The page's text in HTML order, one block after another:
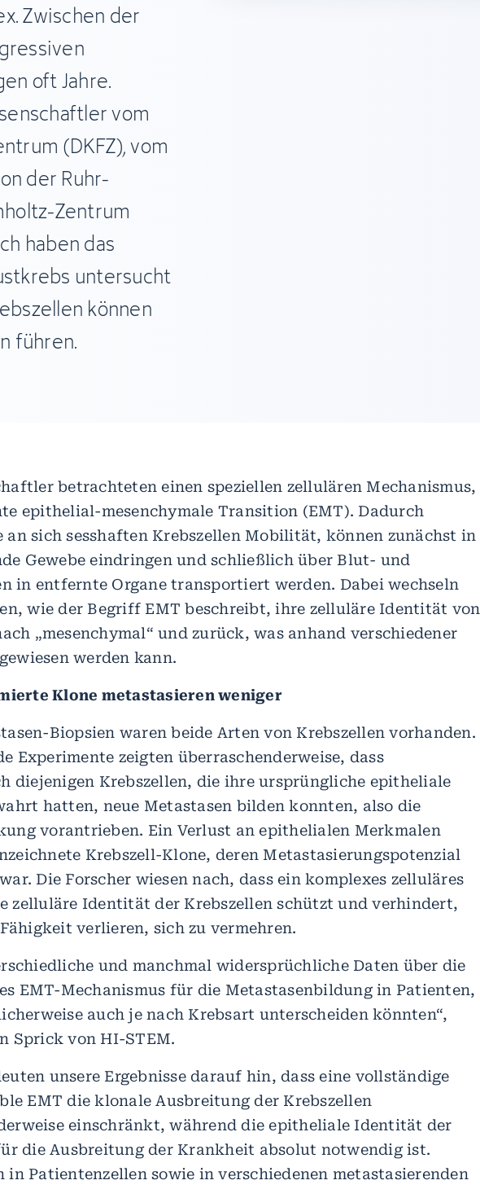
Zwischen der
oft Jahre.
vom
(DKFZ), vom
der Ruhr-
Zentrum
haben das
untersucht
können
führen.
betrachteten einen speziellen zellulären Mechanismus,
epithelial-mesenchymale Transition (EMT). Dadurch
an sich sesshaften Krebszellen Mobilität, können zunächst in
Gewebe eindringen und schließlich über Blut- und
in entfernte Organe transportiert werden. Dabei wechseln
wie der Begriff EMT beschreibt, ihre zelluläre Identität von
„mesenchymal“ und zurück, was anhand verschiedener
werden kann.
Klone metastasieren weniger
Biopsien waren beide Arten von Krebszellen vorhanden.
Experimente zeigten überraschenderweise, dass
diejenigen Krebszellen, die ihre ursprüngliche epitheliale
hatten, neue Metastasen bilden konnten, also die
vorantrieben. Ein Verlust an epithelialen Merkmalen
Krebszell-Klone, deren Metastasierungspotenzial
Die Forscher wiesen nach, dass ein komplexes zelluläres
zelluläre Identität der Krebszellen schützt und verhindert,
verlieren, sich zu vermehren.
und manchmal widersprüchliche Daten über die
EMT-Mechanismus für die Metastasenbildung in Patienten,
auch je nach Krebsart unterscheiden könnten“,
Sprick von HI-STEM.
unsere Ergebnisse darauf hin, dass eine vollständige
EMT die klonale Ausbreitung der Krebszellen
einschränkt, während die epitheliale Identität der
die Ausbreitung der Krankheit absolut notwendig ist.
in Patientenzellen sowie in verschiedenen metastasierenden